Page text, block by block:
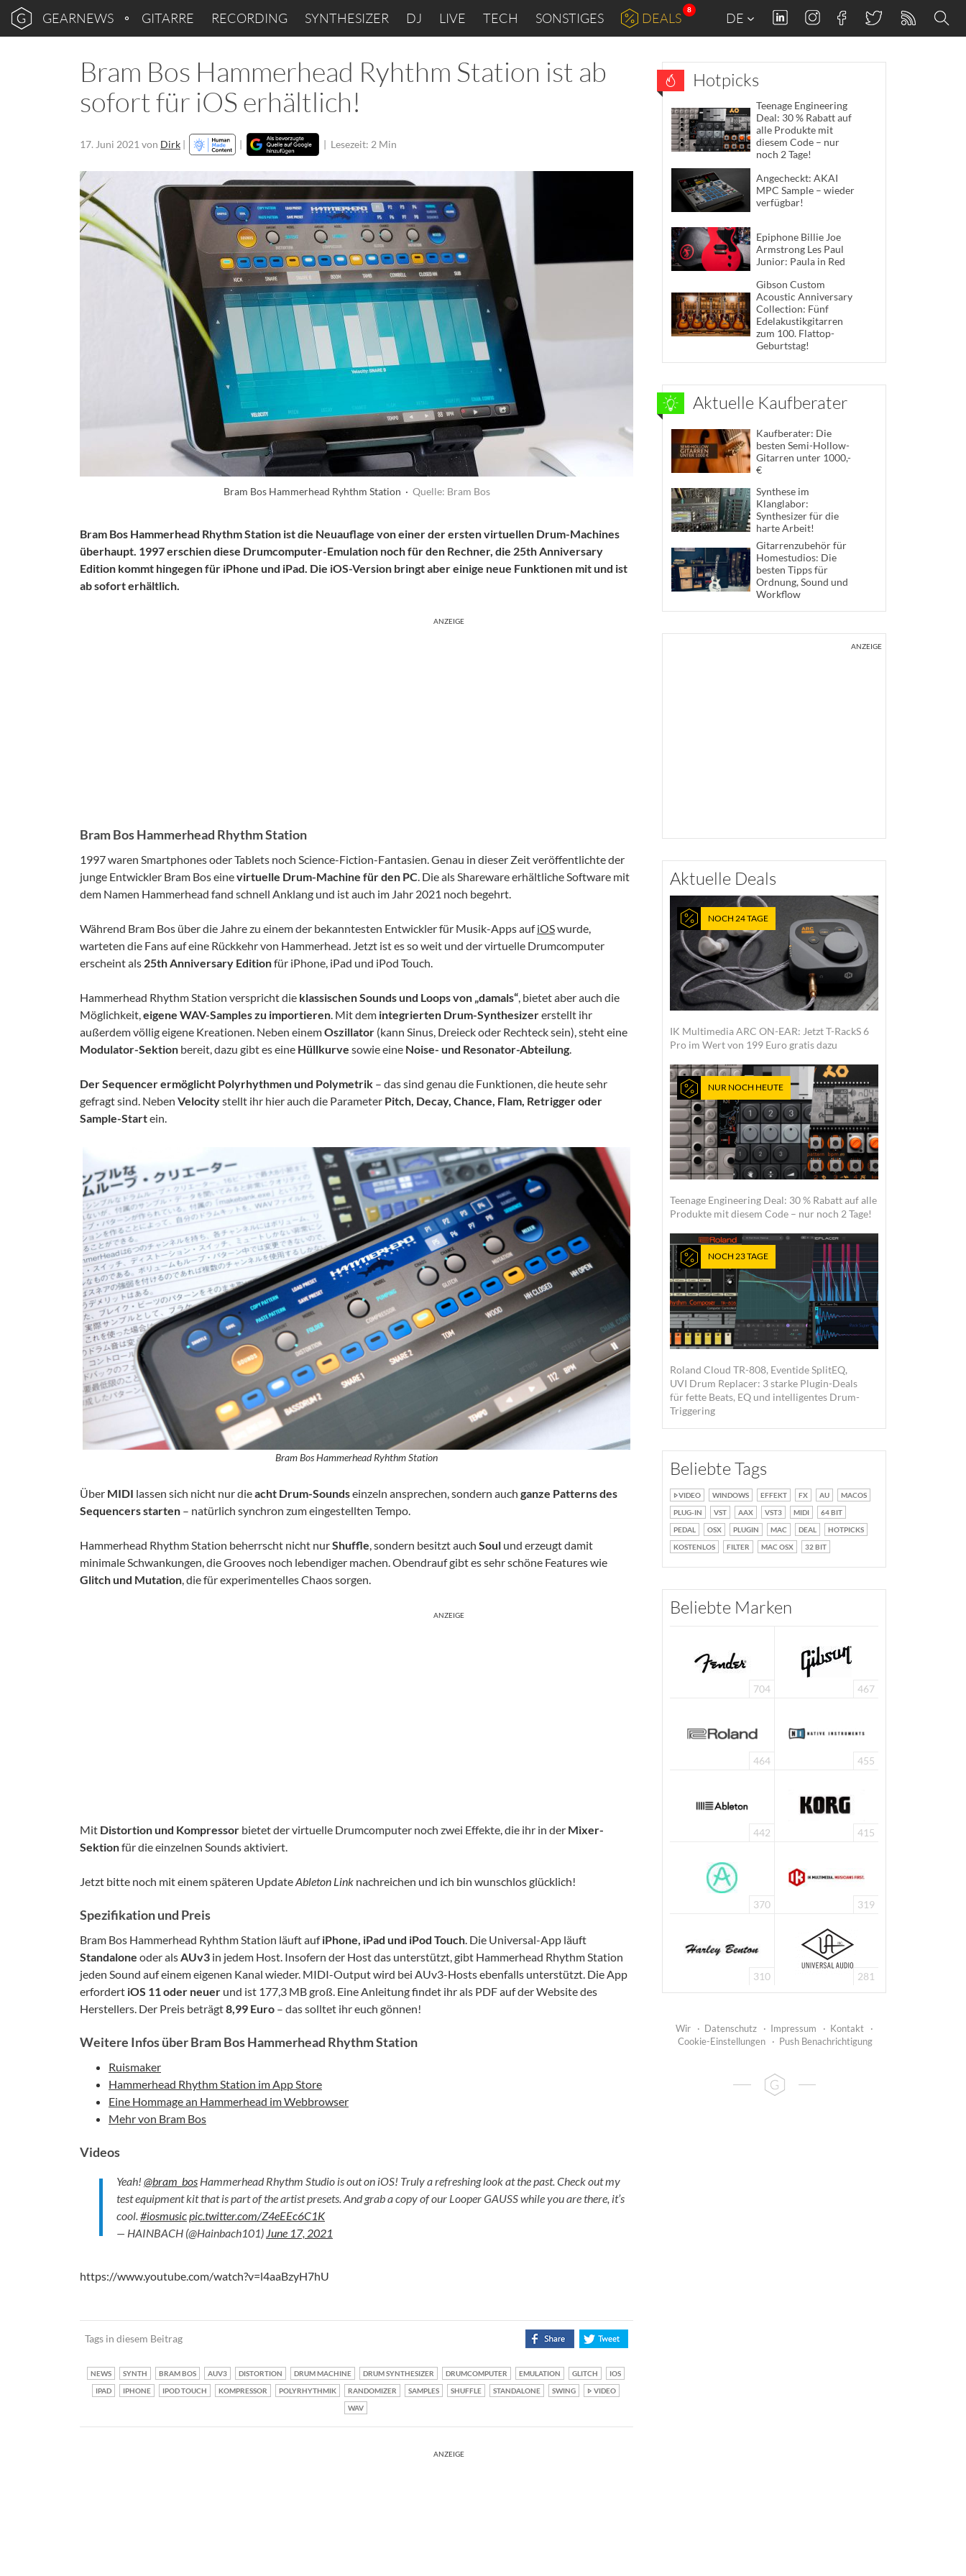
GEARNEWS GITARRE RECORDING SYNTHESIZER DJ LIVE TECH SONSTIGES DEALS
8
DE
Bram Bos Hammerhead Ryhthm Station ist ab
sofort für iOS erhältlich!
17. Juni 2021 von Dirk | | | Lesezeit: 2 Min
Bram Bos Hammerhead Ryhthm Station · Quelle: Bram Bos
Bram Bos Hammerhead Rhythm Station ist die Neuauflage von einer der ersten virtuellen Drum-Machines
überhaupt. 1997 erschien diese Drumcomputer-Emulation noch für den Rechner, die 25th Anniversary
Edition kommt hingegenfür iPhone und iPad. Die iOS-Version bringt aber einige neue Funktionen mit und ist
ab sofort erhältlich.
ANZEIGE
Bram Bos Hammerhead Rhythm Station
1997 waren Smartphones oder Tablets noch Science-Fiction-Fantasien. Genau in dieser Zeit veröffentlichte der
junge Entwickler Bram Bos einevirtuelle Drum-Machine für den PC. Die als Shareware erhältliche Software mit
dem Namen Hammerhead fand schnell Anklang und ist auch im Jahr 2021 noch begehrt.
Während Bram Bos über die Jahre zu einem der bekanntesten Entwickler für Musik-Apps aufiOSwurde,
warteten die Fans auf eine Rückkehr von Hammerhead. Jetzt ist es so weit und der virtuelle Drumcomputer
erscheint als 25th Anniversary Editionfür iPhone, iPad und iPod Touch.
Hammerhead Rhythm Station verspricht die klassischen Sounds und Loops von „damals“, bietet aber auch die
Möglichkeit,eigene WAV-Samples zu importieren. Mit dem integrierten Drum-Synthesizererstellt ihr
außerdem völlig eigene Kreationen. Neben einemOszillator (kann Sinus, Dreieck oder Rechteck sein), steht eine
Modulator-Sektion bereit, dazu gibt es eine Hüllkurve sowie eine Noise- und Resonator-Abteilung.
Der Sequencer ermöglicht Polyrhythmen und Polymetrik – das sind genau die Funktionen, die heute sehr
gefragt sind. Neben Velocitystellt ihr hier auch die Parameter Pitch, Decay, Chance, Flam, Retrigger oder
Sample-Startein.
Bram Bos Hammerhead Ryhthm Station
Über MIDI lassen sich nicht nur dieacht Drum-Soundseinzeln ansprechen, sondern auch ganze Patterns des
Sequencers starten – natürlich synchron zum eingestellten Tempo.
Hammerhead Rhythm Station beherrscht nicht nurShuffle , sondern besitzt auch Soul und erzeugt damit
minimale Schwankungen, die Grooves noch lebendiger machen. Obendrauf gibt es sehr schöne Features wie
Glitch und Mutation , die für experimentelles Chaos sorgen.
ANZEIGE
Mit Distortion und Kompressor bietet der virtuelle Drumcomputer noch zwei Effekte, die ihr in der Mixer-
Sektionfür die einzelnen Sounds aktiviert.
Jetzt bitte noch mit einem späteren UpdateAbleton Link nachreichen und ich bin wunschlos glücklich!
Spezifikation und Preis
Bram Bos Hammerhead Ryhthm Station läuft aufiPhone, iPad und iPod Touch . Die Universal-App läuft
Standalone oder als AUv3 in jedem Host. Insofern der Host das unterstützt, gibt Hammerhead Rhythm Station
jeden Sound auf einem eigenen Kanal wieder. MIDI-Output wird bei AUv3-Hosts ebenfalls unterstützt. Die App
erfordert iOS 11 oder neuer und ist 177,3 MB groß. Eine Anleitung findet ihr als PDF auf der Website des
Herstellers. Der Preis beträgt8,99 Euro – das solltet ihr euch gönnen!
Weitere Infos über Bram Bos Hammerhead Rhythm Station
Ruismaker
Hammerhead Rhythm Station im App Store
Eine Hommage an Hammerhead im Webbrowser
Mehr von Bram Bos
Videos
Yeah! @bram_bos Hammerhead Rhythm Studio is out on iOS! Truly a refreshing look at the past. Check out my
test equipment kit that is part of the artist presets. And grab a copy of our Looper GAUSS while you are there, it’s
cool. #iosmusicpic.twitter.com/Z4eEEc6C1K
— HAINBACH (@Hainbach101) June 17, 2021
https://www.youtube.com/watch?v=l4aaBzyH7hU
Tags in diesem Beitrag
NEWS SYNTH BRAM BOS AUV3 DISTORTION DRUM MACHINE DRUM SYNTHESIZER DRUMCOMPUTER EMULATION GLITCH
IOS
IPAD
IPHONE IPOD TOUCH KOMPRESSOR POLYRHYTHMIK RANDOMIZER SAMPLES SHUFFLE STANDALONE SWING
VIDEO
WAV
ANZEIGE
Hotpicks
Teenage Engineering
Deal: 30 % Rabatt auf
alle Produkte mit
diesem Code – nur
noch 2 Tage!
Angecheckt: AKAI
MPC Sample – wieder
verfügbar!
Epiphone Billie Joe
Armstrong Les Paul
Junior: Paula in Red
Gibson Custom
Acoustic Anniversary
Collection: Fünf
Edelakustikgitarren
zum 100. Flattop-
Geburtstag!
Aktuelle Kaufberater
Kaufberater: Die
besten Semi-Hollow-
Gitarren unter 1000,-
€
Synthese im
Klanglabor:
Synthesizer für die
harte Arbeit!
Gitarrenzubehör für
Homestudios: Die
besten Tipps für
Ordnung, Sound und
Workflow
ANZEIGE
Aktuelle Deals
NOCH 24 TAGE
IK Multimedia ARC ON-EAR: Jetzt T-RackS 6
Pro im Wert von 199 Euro gratis dazu
NUR NOCH HEUTE
Teenage Engineering Deal: 30 % Rabatt auf alle
Produkte mit diesem Code – nur noch 2 Tage!
NOCH 23 TAGE
Roland Cloud TR-808, Eventide SplitEQ,
UVI Drum Replacer: 3 starke Plugin-Deals
für fette Beats, EQ und intelligentes Drum-
Triggering
Beliebte Tags
VIDEO WINDOWS EFFEKT FX AU
MACOS
PLUG-IN
VST AAX VST3 MIDI
64 BIT
PEDAL
OSX PLUGIN MAC DEAL
HOTPICKS
KOSTENLOS
FILTER MAC OSX 32 BIT
Beliebte Marken
704 467
464 455
442 415
370 319
310 281
Wir · Datenschutz · Impressum · Kontakt
·
Cookie-Einstellungen
· Push Benachrichtigung